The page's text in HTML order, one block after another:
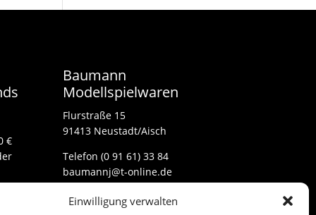
Einwilligung verwalten
€
Baumann
Modellspielwaren
Flurstraße 15
91413 Neustadt/Aisch
Telefon (0 91 61) 33 84
baumannj@t-online.de